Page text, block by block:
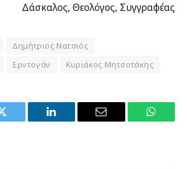
Δάσκαλος, Θεολόγος, Συγγραφέας
Δημήτριος Νατσιός
Ερντογάν Κυριάκος Μητσοτάκης
Twitter LinkedIn Email